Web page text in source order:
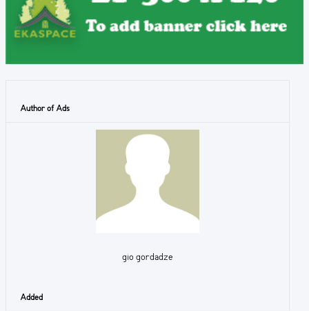
Author of Ads
gio gordadze
Added